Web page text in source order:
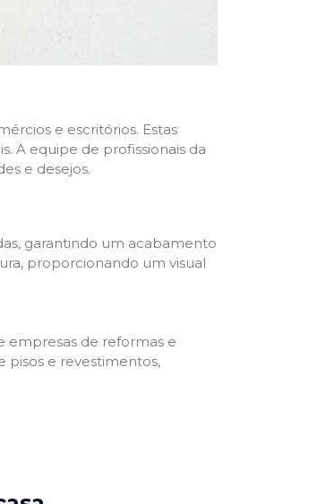
e escritórios. Estas
A equipe de profissionais da
e desejos.
garantindo um acabamento
proporcionando um visual
empresas de reformas e
pisos e revestimentos,